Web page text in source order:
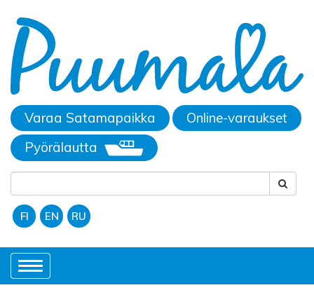
Varaa Satamapaikka
Online-varaukset
Pyörälautta
FI EN RU
Toggle
navigation